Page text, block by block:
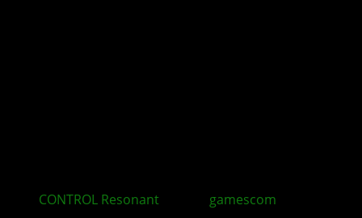
CONTROL Resonant gamescom